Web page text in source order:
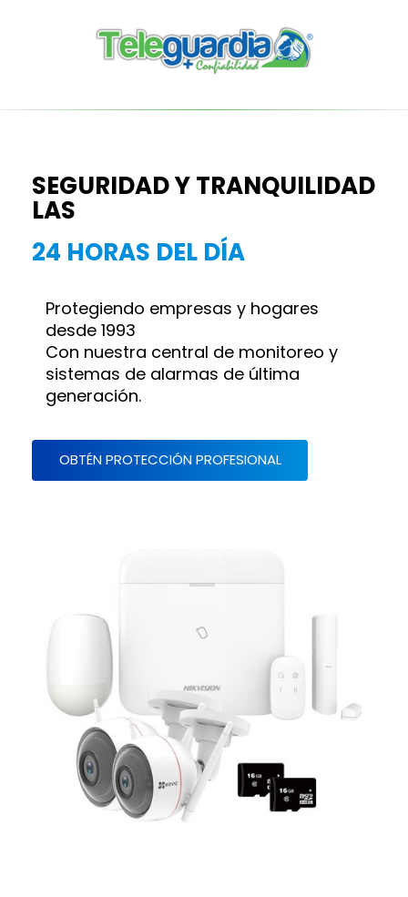
SEGURIDAD Y TRANQUILIDAD
LAS
24 HORAS DEL DÍA
Protegiendo empresas y hogares
desde 1993
Con nuestra central de monitoreo y
sistemas de alarmas de última
generación.
OBTÉN PROTECCIÓN PROFESIONAL